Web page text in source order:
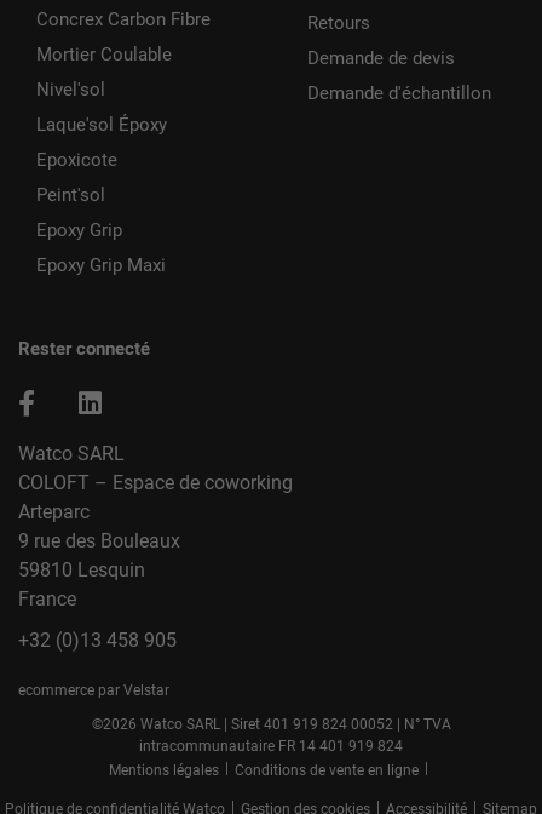
Concrex Carbon Fibre
Mortier Coulable
Nivel'sol
Laque'sol Époxy
Epoxicote
Peint'sol
Epoxy Grip
Epoxy Grip Maxi
Retours
Demande de devis
Demande d'échantillon
Rester connecté
Watco SARL
COLOFT – Espace de coworking
Arteparc
9 rue des Bouleaux
59810 Lesquin
France
+32 (0)13 458 905
ecommerce par Velstar
©2026 Watco SARL | Siret 401 919 824 00052 | N° TVA
intracommunautaire FR 14 401 919 824
Mentions légales
Conditions de vente en ligne
Politique de confidentialité Watco Gestion des cookies Accessibilité Sitemap